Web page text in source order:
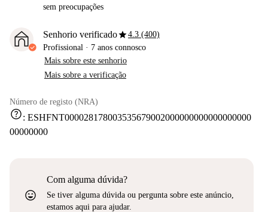
sem preocupações
Senhorio verificadostar4.3 (400)
Profissional · 7 anos connosco
Mais sobre este senhorio
Mais sobre a verificação
Número de registo (NRA)
help: ESHFNT000028178003535679002000000000000000000
00000000
sentiment_very_satisfied
Com alguma dúvida?
Se tiver alguma dúvida ou pergunta sobre este anúncio,
estamos aqui para ajudar.